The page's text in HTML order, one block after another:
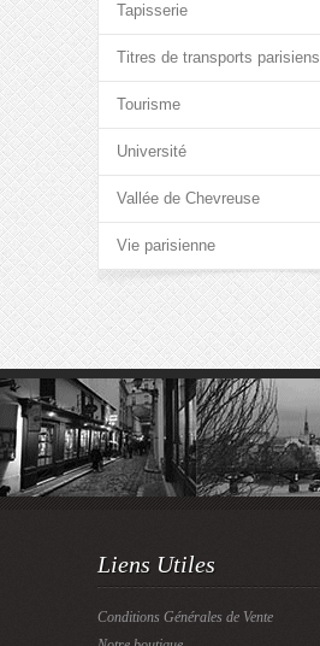
Tapisserie
Titres de transports parisiens
Tourisme
Université
Vallée de Chevreuse
Vie parisienne
Liens Utiles
Conditions Générales de Vente